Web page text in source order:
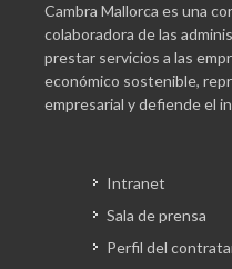
Cambra Mallorca es una
colaboradora de las
prestar servicios a las
económico sostenible,
empresarial y defiende el
Intranet
Sala de prensa
Perfil del